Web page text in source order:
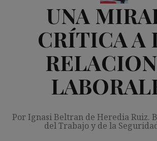
UNA
CRÍTICA A
Por Ignasi Beltran de Heredia Ruiz.
del Trabajo y de la